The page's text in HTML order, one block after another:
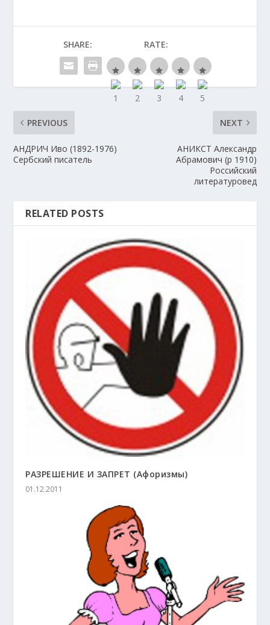
SHARE: RATE:
PREVIOUS
АНДРИЧ Иво (1892-1976)
Сербский писатель
NEXT
АНИКСТ Александр
Абрамович (р 1910)
Российский
литературовед
RELATED POSTS
РАЗРЕШЕНИЕ И ЗАПРЕТ (Афоризмы)
01.12.2011